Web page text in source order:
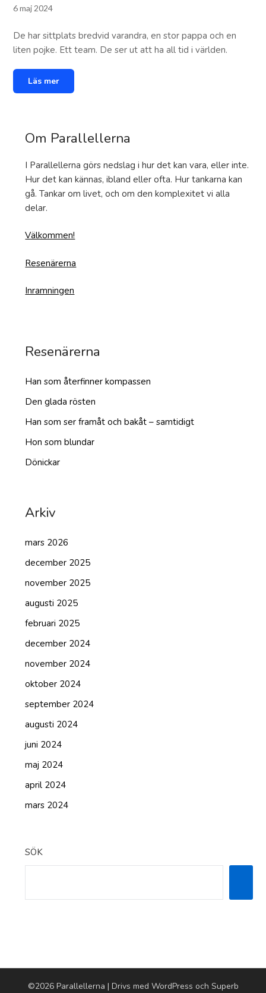
6 maj 2024
De har sittplats bredvid varandra, en stor pappa och en
liten pojke. Ett team. De ser ut att ha all tid i världen.
Läs mer
Om Parallellerna
I Parallellerna görs nedslag i hur det kan vara, eller inte.
Hur det kan kännas, ibland eller ofta. Hur tankarna kan
gå. Tankar om livet, och om den komplexitet vi alla
delar.
Välkommen!
Resenärerna
Inramningen
Resenärerna
Han som återfinner kompassen
Den glada rösten
Han som ser framåt och bakåt – samtidigt
Hon som blundar
Dönickar
Arkiv
mars 2026
december 2025
november 2025
augusti 2025
februari 2025
december 2024
november 2024
oktober 2024
september 2024
augusti 2024
juni 2024
maj 2024
april 2024
mars 2024
SÖK
©2026 Parallellerna | Drivs med WordPress och Superb